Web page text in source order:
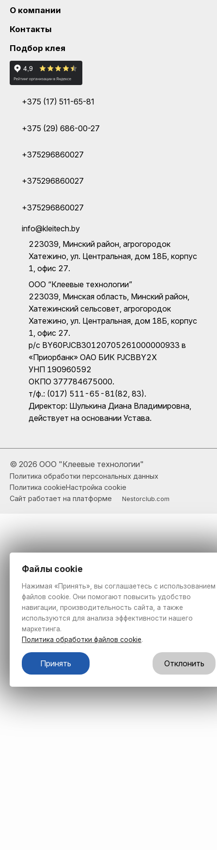
О компании
Контакты
Подбор клея
+375 (17) 511-65-81
+375 (29) 686-00-27
+375296860027
+375296860027
+375296860027
info@kleitech.by
223039, Минский район, агрогородок
Хатежино, ул. Центральная, дом 18Б, корпус
1, офис 27.
ООО “Клеевые технологии”
223039, Минская область, Минский район,
Хатежинский сельсовет, агрогородок
Хатежино, ул. Центральная, дом 18Б, корпус
1, офис 27.
р/с BY60PJCB30120705261000000933 в
«Приорбанк» ОАО БИК PJCBBY2X
УНП 190960592
ОКПО 377784675000.
т/ф.: (017) 511-65-81(82, 83).
Директор: Шулькина Диана Владимировна,
действует на основании Устава.
© 2026 ООО "Клеевые технологии"
Политика обработки персональных данных
Политика cookieНастройка cookie
Сайт работает на платформе
Nestorclub.com
Файлы cookie
Нажимая «Принять», вы соглашаетесь с использованием
файлов cookie. Они помогают повысить удобство
навигации, производительность сайта, а также
используются для анализа эффективности нашего
маркетинга.
Политика обработки файлов cookie.
Принять Отклонить